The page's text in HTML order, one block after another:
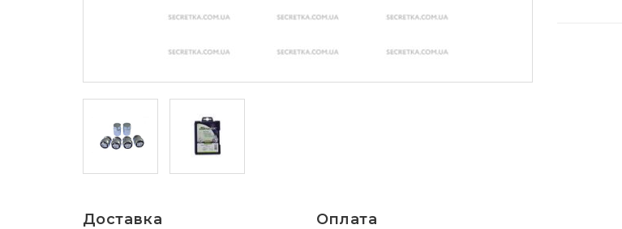
Доставка Оплата